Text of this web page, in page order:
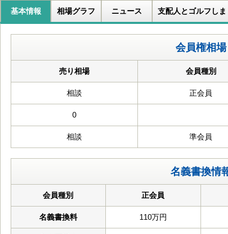
基本情報 相場グラフ ニュース 支配人とゴルフしま
会員権相場
売り相場 会員種別
相談 正会員
0
相談 準会員
名義書換情
会員種別 正会員
名義書換料 110万円